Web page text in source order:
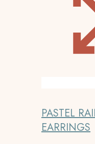
PASTEL
EARRINGS